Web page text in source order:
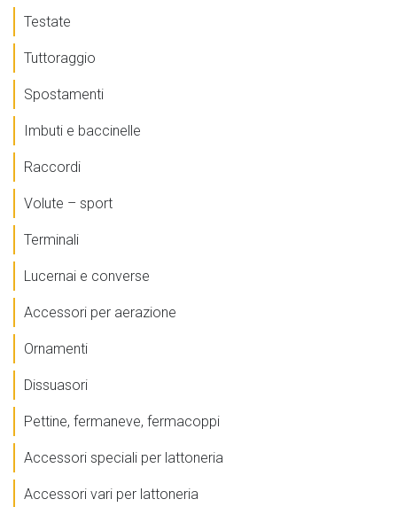
Testate
Tuttoraggio
Spostamenti
Imbuti e baccinelle
Raccordi
Volute – sport
Terminali
Lucernai e converse
Accessori per aerazione
Ornamenti
Dissuasori
Pettine, fermaneve, fermacoppi
Accessori speciali per lattoneria
Accessori vari per lattoneria